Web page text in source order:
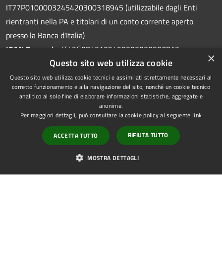
IT77P0100003245420300318945 (utilizzabile dagli Enti
rientranti nella PA e titolari di un conto corrente aperto
presso la Banca d'Italia)
IBAN Tesoreria: IT42G0843105498000000507812
Prenotazione appuntamento
Segnalazione disservizio
Leggi le FAQ
Richiesta di assistenza
×
Questo sito web utilizza cookie
Questo sito web utilizza cookie tecnici e assimilati strettamente necessari al
corretto funzionamento e alla navigazione del sito, nonché un cookie tecnico
analitico al solo fine di elaborare informazioni statistiche, aggregate e
anonime.
Per maggiori dettagli, può consultare la cookie policy al seguente link
ACCETTA TUTTO RIFIUTA TUTTO
MOSTRA DETTAGLI